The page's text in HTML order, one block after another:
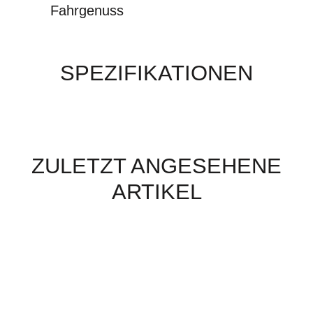
Fahrgenuss
SPEZIFIKATIONEN
ZULETZT ANGESEHENE
ARTIKEL